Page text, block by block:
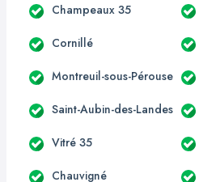
Champeaux 35
Cornillé
Montreuil-sous-Pérouse
Saint-Aubin-des-Landes
Vitré 35
Chauvigné